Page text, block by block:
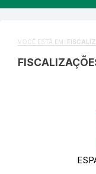
VOCÊ ESTÁ EM: